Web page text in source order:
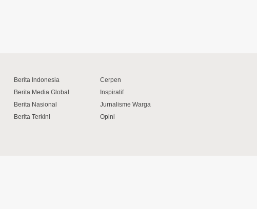
Berita Indonesia
Berita Media Global
Berita Nasional
Berita Terkini
Cerpen
Inspiratif
Jurnalisme Warga
Opini